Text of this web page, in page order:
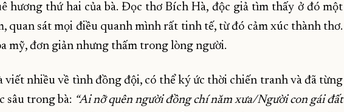
hương thứ hai của bà. Đọc thơ Bích Hà, độc giả tìm thấy ở đó một
quan sát mọi điều quanh mình rất tinh tế, từ đó cảm xúc thành thơ.
mỹ, đơn giản nhưng thấm trong lòng người.
viết nhiều về tình đồng đội, có thể ký ức thời chiến tranh và đã từng
sâu trong bà: “Ai nỡ quên người đồng chí năm xưa/Người con gái đất